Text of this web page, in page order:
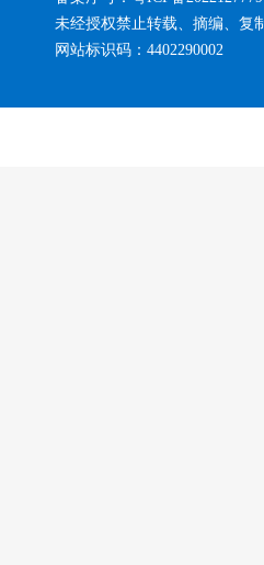
未经授权禁止转载、摘编、复
网站标识码：4402290002